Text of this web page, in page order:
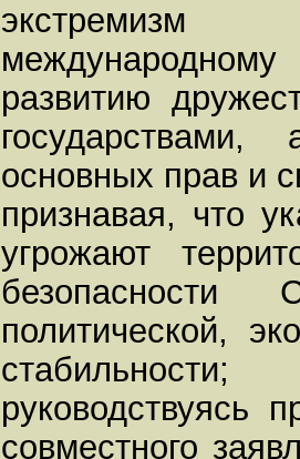
экстремизм
развитию
основных прав и
признавая, что
угрожают
политической,
стабильности;
руководствуясь
совместного